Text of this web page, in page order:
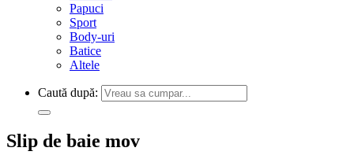
Papuci
Sport
Body-uri
Batice
Altele
Caută după:
Slip de baie mov